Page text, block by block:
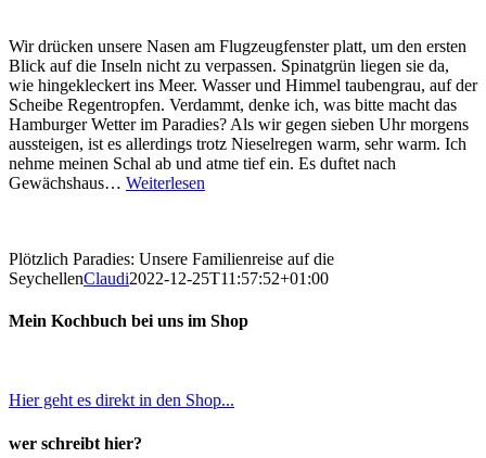
Wir drücken unsere Nasen am Flugzeugfenster platt, um den ersten
Blick auf die Inseln nicht zu verpassen. Spinatgrün liegen sie da,
wie hingekleckert ins Meer. Wasser und Himmel taubengrau, auf der
Scheibe Regentropfen. Verdammt, denke ich, was bitte macht das
Hamburger Wetter im Paradies? Als wir gegen sieben Uhr morgens
aussteigen, ist es allerdings trotz Nieselregen warm, sehr warm. Ich
nehme meinen Schal ab und atme tief ein. Es duftet nach
Gewächshaus… Weiterlesen
Plötzlich Paradies: Unsere Familienreise auf die
SeychellenClaudi2022-12-25T11:57:52+01:00
Mein Kochbuch bei uns im Shop
Hier geht es direkt in den Shop...
wer schreibt hier?